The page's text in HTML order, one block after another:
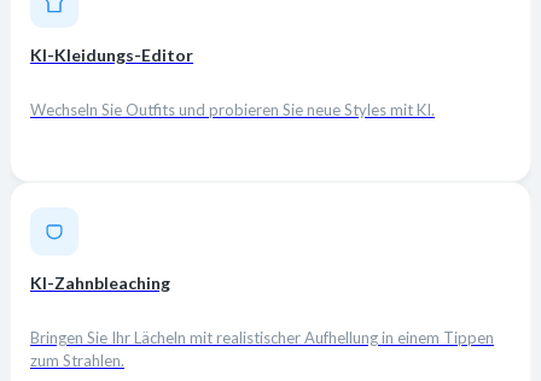
KI-Kleidungs-Editor
Wechseln Sie Outfits und probieren Sie neue Styles mit KI.
KI-Zahnbleaching
Bringen Sie Ihr Lächeln mit realistischer Aufhellung in einem Tippen
zum Strahlen.